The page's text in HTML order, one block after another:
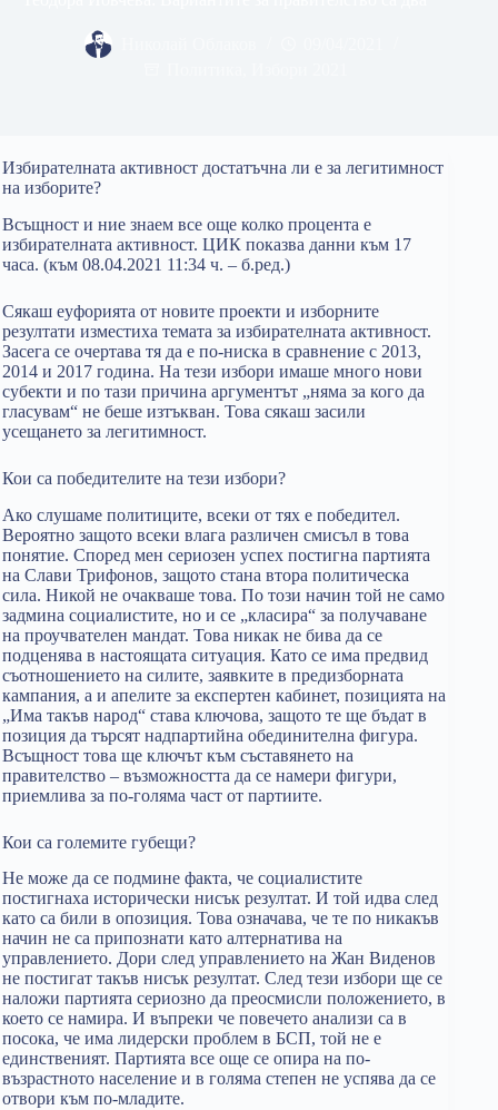
Избирателната активност достатъчна ли е за легитимност
на изборите?
Всъщност и ние знаем все още колко процента е
избирателната активност. ЦИК показва данни към 17
часа. (към 08.04.2021 11:34 ч. – б.ред.)
Сякаш еуфорията от новите проекти и изборните
резултати изместиха темата за избирателната активност.
Засега се очертава тя да е по-ниска в сравнение с 2013,
2014 и 2017 година. На тези избори имаше много нови
субекти и по тази причина аргументът „няма за кого да
гласувам“ не беше изтъкван. Това сякаш засили
усещането за легитимност.
Кои са победителите на тези избори?
Ако слушаме политиците, всеки от тях е победител.
Вероятно защото всеки влага различен смисъл в това
понятие. Според мен сериозен успех постигна партията
на Слави Трифонов, защото стана втора политическа
сила. Никой не очакваше това. По този начин той не само
задмина социалистите, но и се „класира“ за получаване
на проучвателен мандат. Това никак не бива да се
подценява в настоящата ситуация. Като се има предвид
съотношението на силите, заявките в предизборната
кампания, а и апелите за експертен кабинет, позицията на
„Има такъв народ“ става ключова, защото те ще бъдат в
позиция да търсят надпартийна обединителна фигура.
Всъщност това ще ключът към съставянето на
правителство – възможността да се намери фигури,
приемлива за по-голяма част от партиите.
Кои са големите губещи?
Не може да се подмине факта, че социалистите
постигнаха исторически нисък резултат. И той идва след
като са били в опозиция. Това означава, че те по никакъв
начин не са припознати като алтернатива на
управлението. Дори след управлението на Жан Виденов
не постигат такъв нисък резултат. След тези избори ще се
наложи партията сериозно да преосмисли положението, в
което се намира. И въпреки че повечето анализи са в
посока, че има лидерски проблем в БСП, той не е
единственият. Партията все още се опира на по-
възрастното население и в голяма степен не успява да се
отвори към по-младите.